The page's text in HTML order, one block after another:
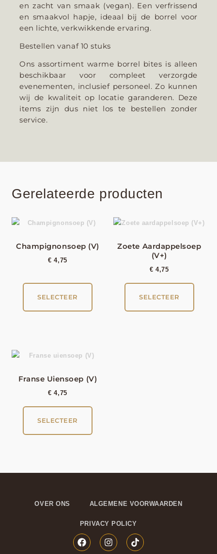
en zacht van smaak (vegan). Een verfrissend
en smaakvol hapje, ideaal bij de borrel voor
een lichte, verkwikkende ervaring.
Bestellen vanaf 10 stuks
Ons assortiment warme borrel bites is alleen
beschikbaar voor compleet verzorgde
evenementen, inclusief personeel. Zo kunnen
wij de kwaliteit op locatie garanderen. Deze
items zijn dus niet los te bestellen zonder
service.
Gerelateerde producten
Champignonsoep (V)
€ 4,75
SELECTEER
Zoete Aardappelsoep
(V+)
€ 4,75
SELECTEER
Franse Uiensoep (V)
€ 4,75
SELECTEER
OVER ONS ALGEMENE VOORWAARDEN
PRIVACY POLICY